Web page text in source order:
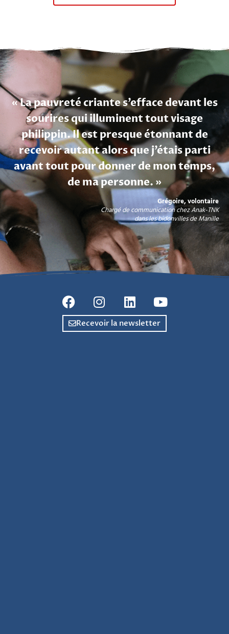
« La pauvreté criante s’efface devant les
sourires qui illuminent tout visage
philippin. Il est presque étonnant de
recevoir autant alors que j’étais parti
avant tout pour donner de mon temps,
de ma personne. »
Grégoire, volontaire
Chargé de communication chez Anak-TNK
dans les bidonvilles de Manille
Recevoir la newsletter